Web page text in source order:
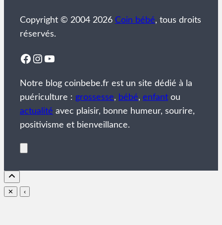
Copyright © 2004 2026 Coin bébé, tous droits
réservés.
Facebook
Instagram
YouTube
Notre blog coinbebe.fr est un site dédié à la
puériculture : grossesse, bébé, enfant ou
actualité avec plaisir, bonne humeur, sourire,
positivisme et bienveillance.
✕ ‹